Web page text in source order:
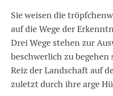
Sie weisen die
auf die Wege der
Drei Wege stehen zur
beschwerlich zu begehen
Reiz der Landschaft auf
zuletzt durch ihre arge